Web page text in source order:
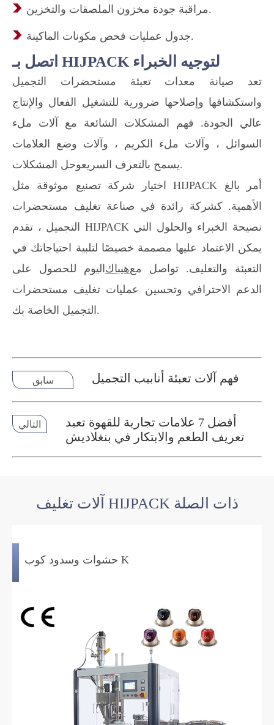
مراقبة جودة مخزون الملصقات والتخزين.
جدول عمليات فحص مكونات الماكينة.
اتصل بـ HIJPACK لتوجيه الخبراء
تعد صيانة معدات تعبئة مستحضرات التجميل
واستكشافها وإصلاحها ضرورية للتشغيل الفعال والإنتاج
عالي الجودة. فهم المشكلات الشائعة مع آلات ملء
السوائل ، وآلات ملء الكريم ، وآلات وضع العلامات
يسمح بالتعرف السريعوحل المشكلات.
اختيار شركة تصنيع موثوقة مثل HIJPACK أمر بالغ
الأهمية. كشركة رائدة في صناعة تغليف مستحضرات
التجميل ، تقدم HIJPACK نصيحة الخبراء والحلول التي
يمكن الاعتماد عليها مصممة خصيصًا لتلبية احتياجاتك في
التعبئة والتغليف. تواصل معهيباك اليوم للحصول على
الدعم الاحترافي وتحسين عمليات تغليف مستحضرات
التجميل الخاصة بك.
سابق فهم آلات تعبئة أنابيب التجميل
التالي
أفضل 7 علامات تجارية للقهوة تعيد
تعريف الطعم والابتكار في بنغلاديش
آلات تغليف HIJPACK ذات الصلة
حشوات وسدود كوب K